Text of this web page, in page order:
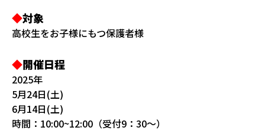
◆対象
高校生をお子様にもつ保護者様
◆開催日程
2025年
5月24日(土)
6月14日(土)
時間：10:00~12:00（受付9：30～）